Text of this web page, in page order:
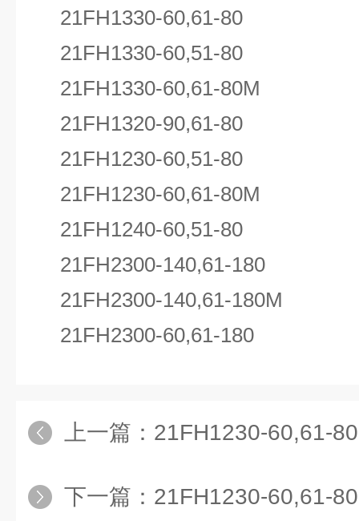
21FH1330-60,61-80
21FH1330-60,51-80
21FH1330-60,61-80M
21FH1320-90,61-80
21FH1230-60,51-80
21FH1230-60,61-80M
21FH1240-60,51-80
21FH2300-140,61-180
21FH2300-140,61-180M
21FH2300-60,61-180
上一篇： 21FH1230-60,61-
下一篇： 21FH1230-60,61-